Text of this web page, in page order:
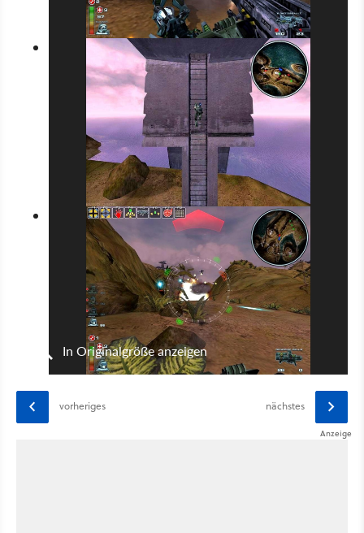
In Originalgröße anzeigen
vorheriges nächstes